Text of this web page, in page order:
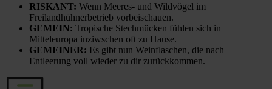
RISKANT: Wenn Meeres- und Wildvögel im
Freilandhühnerbetrieb vorbeischauen.
GEMEIN: Tropische Stechmücken fühlen sich in
Mitteleuropa inziwschen oft zu Hause.
GEMEINER: Es gibt nun Weinflaschen, die nach
Entleerung voll wieder zu dir zurückkommen.